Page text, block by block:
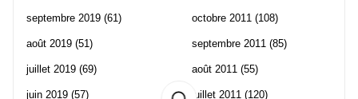
septembre 2019 (61)
août 2019 (51)
juillet 2019 (69)
juin 2019 (57)
octobre 2011 (108)
septembre 2011 (85)
août 2011 (55)
juillet 2011 (120)